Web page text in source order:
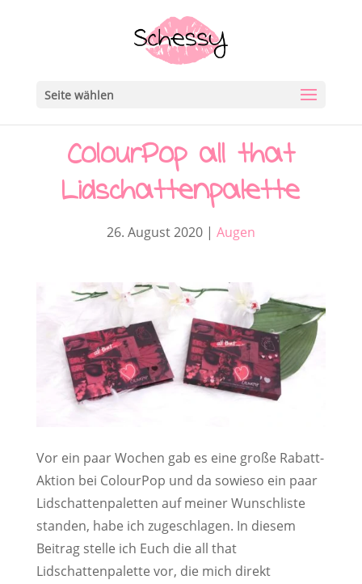
Seite wählen
ColourPop all that
Lidschattenpalette
26. August 2020| Augen
Vor ein paar Wochen gab es eine große Rabatt-
Aktion bei ColourPop und da sowieso ein paar
Lidschattenpaletten auf meiner Wunschliste
standen, habe ich zugeschlagen. In diesem
Beitrag stelle ich Euch die all that
Lidschattenpalette vor, die mich direkt